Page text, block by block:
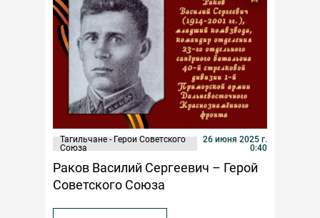
Тагильчане - Герои Советского
Союза
26 июня 2025 г.
0:40
Раков Василий Сергеевич – Герой
Советского Союза